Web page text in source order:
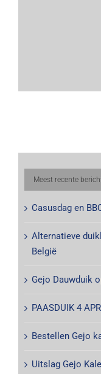
Meest recente
Casusdag en
Alternatieve
België
Gejo Dauwduik
PAASDUIK 4
Bestellen Gejo
Uitslag Gejo